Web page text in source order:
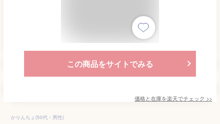
この商品をサイトでみる
価格と在庫を楽天でチェック >>
かりんちょ(50代・男性)